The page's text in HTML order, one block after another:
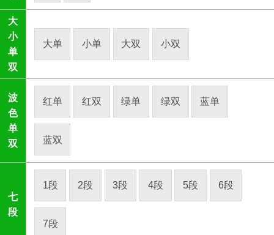
大
小
单
双
大单 小单 大双 小双
波
色
单
双
红单 红双 绿单 绿双 蓝单
蓝双
七
段
1段 2段 3段 4段 5段 6段
7段